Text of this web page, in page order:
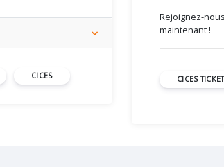
CICES
Rejoignez-
maintenant !
CICES TICKET